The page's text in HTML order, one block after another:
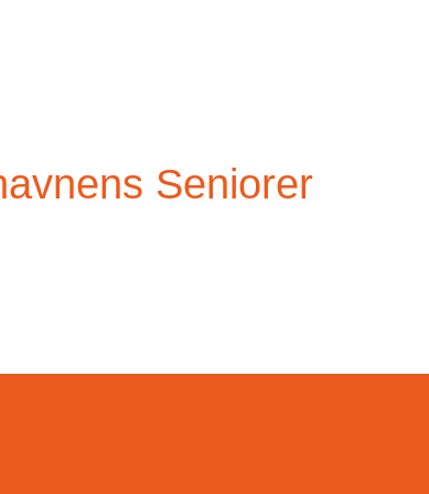
Seniorer